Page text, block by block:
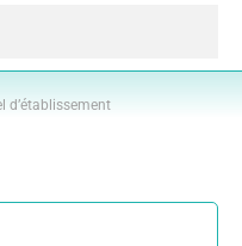
d’établissement